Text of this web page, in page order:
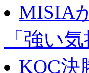
MISIA
「強い
KOC決